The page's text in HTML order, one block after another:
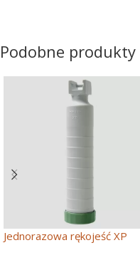
Podobne produkty
Jednorazowa rękojeść XP